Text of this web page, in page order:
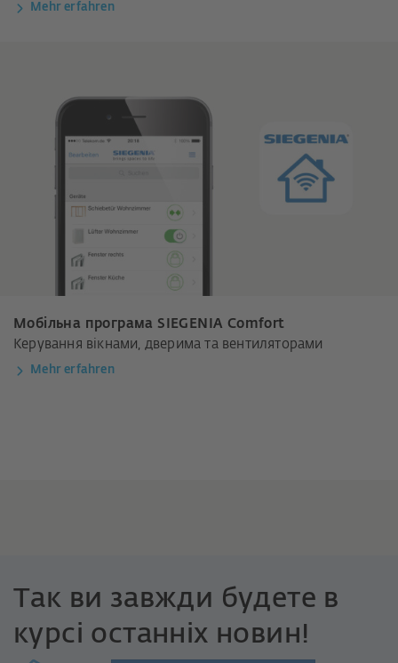
Mehr erfahren
Мобільна програма SIEGENIA Comfort
Керування вікнами, дверима та вентиляторами
Mehr erfahren
Так ви завжди будете в
курсі останніх новин!